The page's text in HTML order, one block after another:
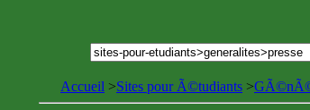
Accueil >Sites pour Ã©tudiants >